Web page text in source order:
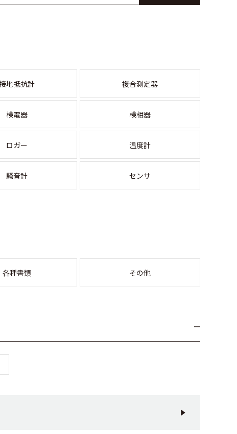
接地抵抗計 複合測定器
検電器 検相器
ロガー 温度計
騒音計 センサ
各種書類 その他